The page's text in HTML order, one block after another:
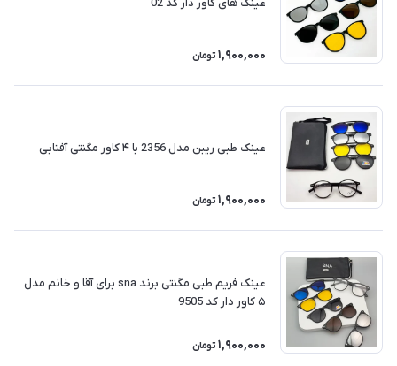
1,900,000 تومان
عینک طبی ریبن مدل 2356 با ۴ کاور مگنتی آفتابی
1,900,000 تومان
عینک فریم طبی مگنتی برند sna برای آقا و خانم مدل
۵ کاور دار کد 9505
1,900,000 تومان